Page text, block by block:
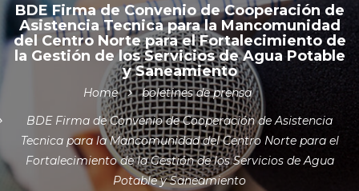
BDE Firma de Convenio de Cooperación de
Asistencia Tecnica para la Mancomunidad
del Centro Norte para el Fortalecimiento de
la Gestión de los Servicios de Agua Potable
y Saneamiento
Home
boletines de prensa
BDE Firma de Convenio de Cooperación de Asistencia
Tecnica para la Mancomunidad del Centro Norte para el
Fortalecimiento de la Gestión de los Servicios de Agua
Potable y Saneamiento